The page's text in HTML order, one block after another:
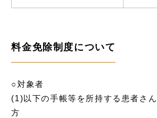
料金免除制度について
○対象者
(1)以下の手帳等を所持する患者さ
方